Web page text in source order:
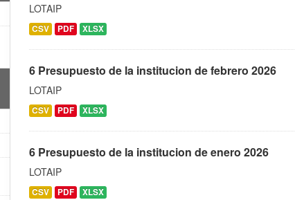
LOTAIP
CSV PDF XLSX
6 Presupuesto de la institucion de febrero 2026
LOTAIP
CSV PDF XLSX
6 Presupuesto de la institucion de enero 2026
LOTAIP
CSV PDF XLSX